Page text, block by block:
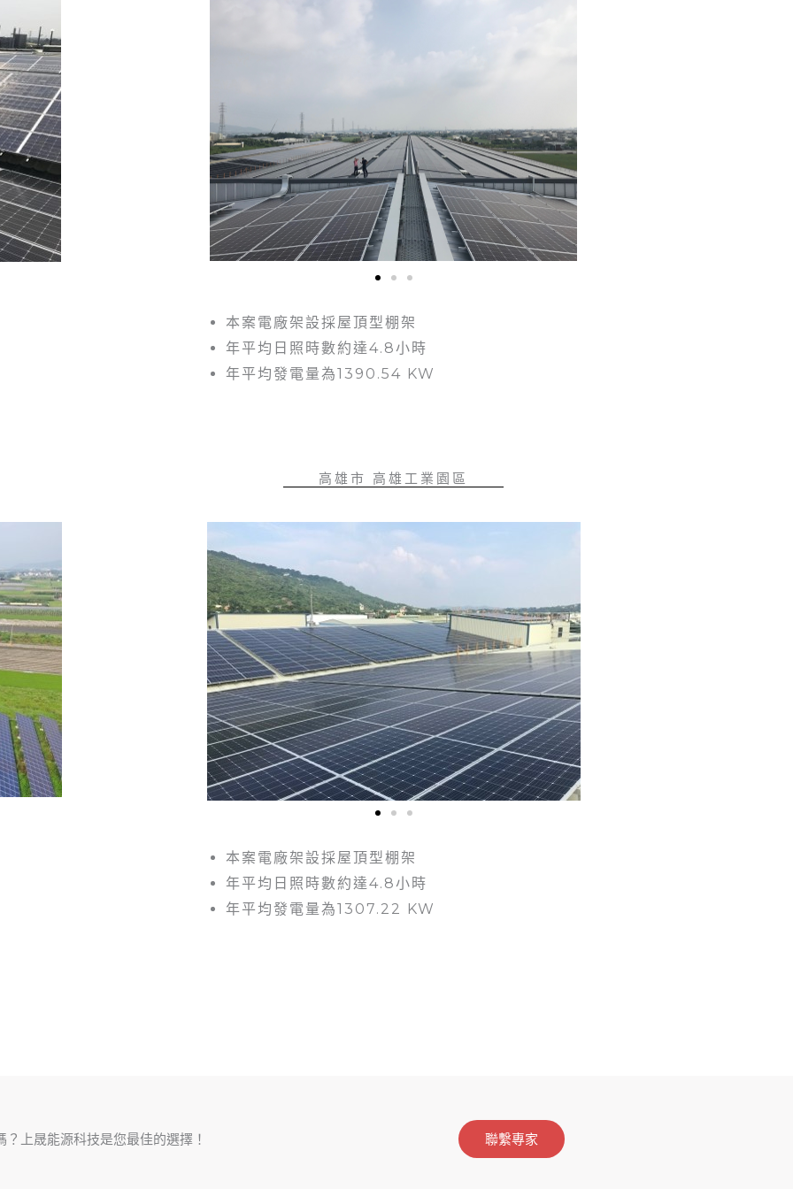
本案電廠架設採屋頂型棚架
年平均日照時數約達4.8小時
年平均發電量為1390.54 KW
高雄市 高雄工業園區
本案電廠架設採屋頂型棚架
年平均日照時數約達4.8小時
年平均發電量為1307.22 KW
上晟能源科技是您最佳的選擇！ 聯繫專家